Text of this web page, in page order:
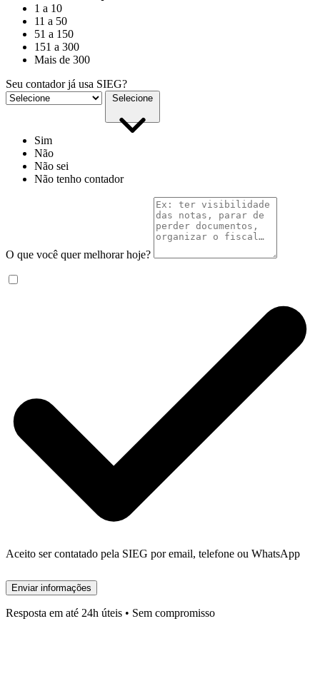
1 a 10
11 a 50
51 a 150
151 a 300
Mais de 300
Seu contador já usa SIEG?
Selecione
Sim
Não
Não sei
Não tenho contador
O que você quer melhorar hoje?
Aceito ser contatado pela SIEG por email, telefone ou WhatsApp
Enviar informações
Resposta em até 24h úteis • Sem compromisso